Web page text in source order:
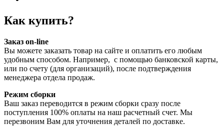
Как купить?
Заказ on-line
Вы можете заказать товар на сайте и оплатить его любым
удобным способом. Например, с помощью банковской карты,
или по счету (для организаций), после подтверждения
менеджера отдела продаж.
Режим сборки
Ваш заказ переводится в режим сборки сразу после
поступления 100% оплаты на наш расчетный счет. Мы
перезвоним Вам для уточнения деталей по доставке.